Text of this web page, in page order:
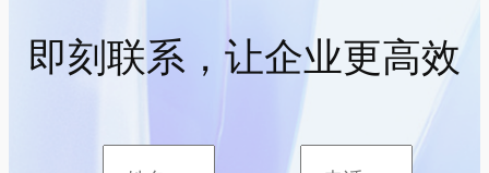
即刻联系，让企业更高效